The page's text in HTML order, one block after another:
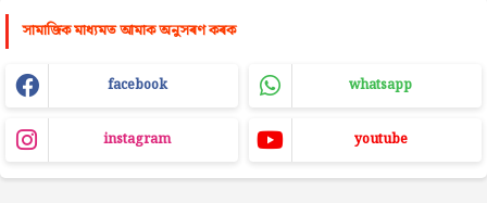
সামাজিক মাধ্যমত আমাক অনুসৰণ কৰক
facebook whatsapp
instagram youtube